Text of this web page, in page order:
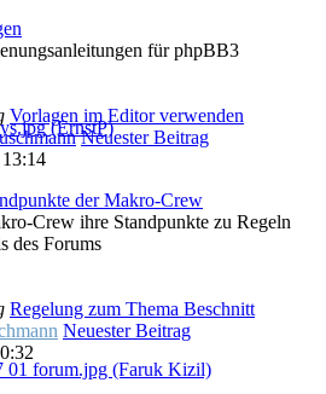
für phpBB3
Vorlagen im Editor verwenden
Neuester Beitrag
der Makro-Crew
Crew ihre Standpunkte zu Regeln
des Forums
Regelung zum Thema Beschnitt
Neuester Beitrag